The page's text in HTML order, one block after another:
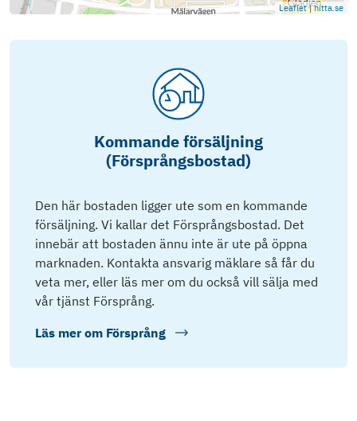
Leaflet | hitta.se
Kommande försäljning
(Försprångsbostad)
Den här bostaden ligger ute som en kommande
försäljning. Vi kallar det Försprångsbostad. Det
innebär att bostaden ännu inte är ute på öppna
marknaden. Kontakta ansvarig mäklare så får du
veta mer, eller läs mer om du också vill sälja med
vår tjänst Försprång.
Läs mer om Försprång